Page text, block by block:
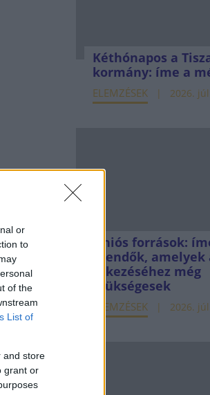
or
to
of the
List of
and store
grant or
Kéthónapos a
kormány: íme a
ELEMZÉSEK 2026.
Uniós források:
teendők, amelyek
érkezéséhez még
szükségesek
ELEMZÉSEK 2026.